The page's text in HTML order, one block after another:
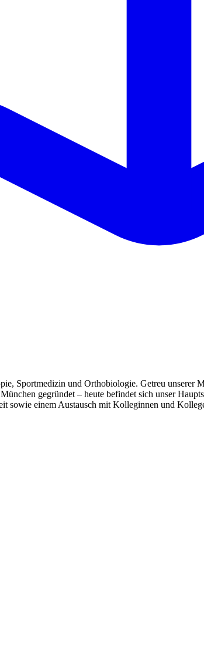
Sportmedizin und Orthobiologie. Getreu unserer
gegründet – heute befindet sich unser
sowie einem Austausch mit Kolleginnen und